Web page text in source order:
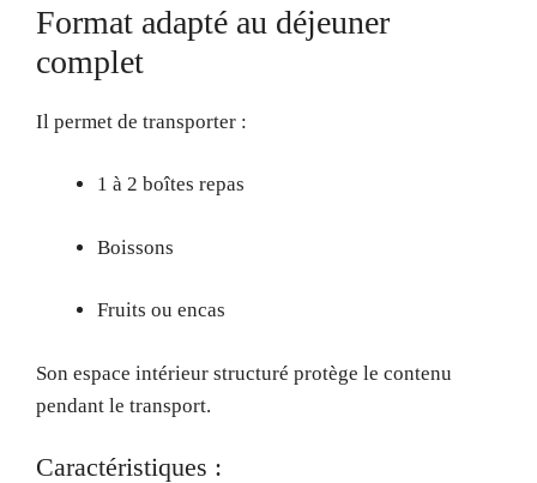
Format adapté au déjeuner
complet
Il permet de transporter :
1 à 2 boîtes repas
Boissons
Fruits ou encas
Son espace intérieur structuré protège le contenu
pendant le transport.
Caractéristiques :